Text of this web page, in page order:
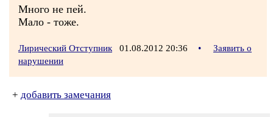
Много не пей.
Мало - тоже.
Лирический Отступник 01.08.2012 20:36 •
Заявить о
нарушении
+ добавить замечания